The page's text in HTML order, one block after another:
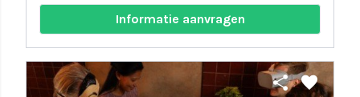
Informatie aanvragen
share favorite